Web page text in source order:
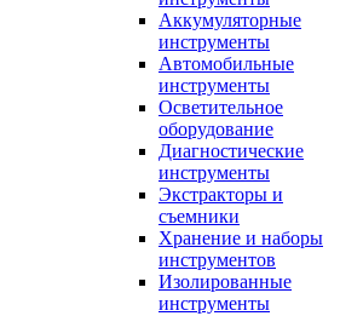
Аккумуляторные
инструменты
Автомобильные
инструменты
Осветительное
оборудование
Диагностические
инструменты
Экстракторы и
съемники
Хранение и наборы
инструментов
Изолированные
инструменты